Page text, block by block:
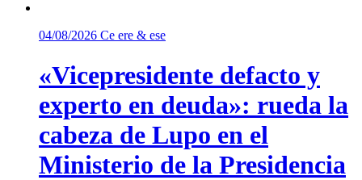
04/08/2026 Ce ere & ese
«Vicepresidente defacto y
experto en deuda»: rueda la
cabeza de Lupo en el
Ministerio de la Presidencia